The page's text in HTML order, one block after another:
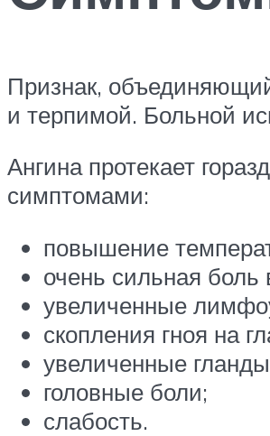
Признак,
и терпимой. Больной
Ангина протекает
симптомами:
повышение
очень сильная боль
увеличенные
скопления гноя на
увеличенные
головные боли;
слабость.